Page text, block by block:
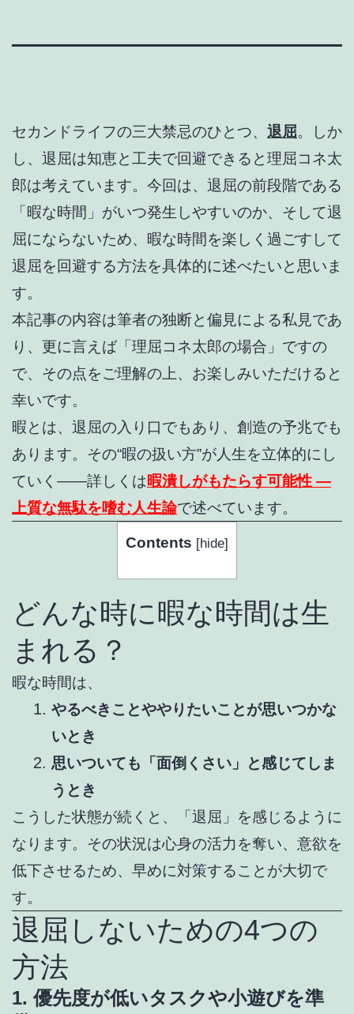
セカンドライフの三大禁忌のひとつ、 退屈。しか
し、退屈は知恵と工夫で回避できると理屈コネ太
郎は考えています。今回は、退屈の前段階である
「暇な時間」がいつ発生しやすいのか、そして退
屈にならないため、 暇な時間を楽しく過ごすして
退屈を回避する方法を具体的に述べたいと思いま
す。
本記事の内容は筆者の独断と偏見による私見であ
り、更に言えば「理屈コネ太郎の場合」ですの
で、その点をご理解の上、お楽しみいただけると
幸いです。
暇とは、退屈の入り口でもあり、創造の予兆でも
あります。その“暇の扱い方”が人生を立体的にし
ていく――詳しくは暇潰しがもたらす可能性 ―
上質な無駄を嗜む人生論で述べています。
Contents [hide]
どんな時に暇な時間は生
まれる？
暇な時間は、
やるべきことややりたいことが思いつかな
いとき
思いついても「面倒くさい」と感じてしま
うとき
こうした状態が続くと、「退屈」を感じるように
なります。その状況は心身の活力を奪い、意欲を
低下させるため、早めに対策することが大切で
す。
退屈しないための4つの
方法
1. 優先度が低いタスクや小遊びを準